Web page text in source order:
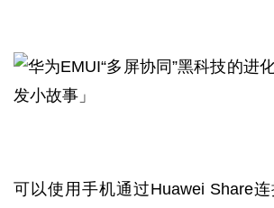
可以使用手机通过Huawei Share